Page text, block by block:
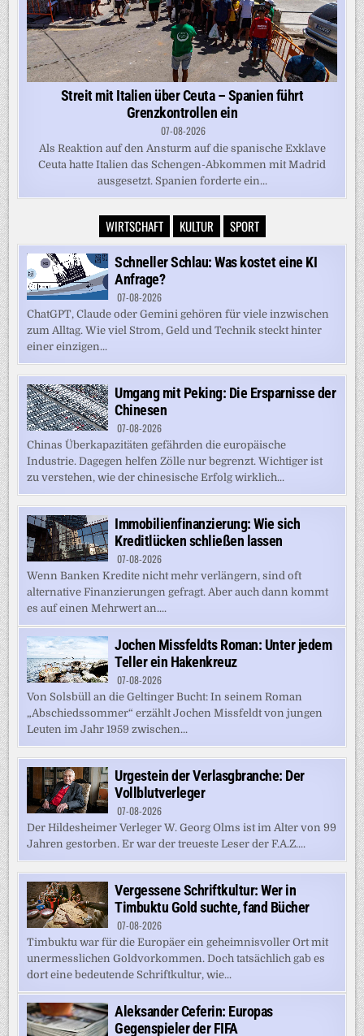
Streit mit Italien über Ceuta – Spanien führt
Grenzkontrollen ein
07-08-2026
Als Reaktion auf den Ansturm auf die spanische Exklave
Ceuta hatte Italien das Schengen-Abkommen mit Madrid
ausgesetzt. Spanien forderte ein...
WIRTSCHAFT KULTUR SPORT
Schneller Schlau: Was kostet eine KI
Anfrage?
07-08-2026
ChatGPT, Claude oder Gemini gehören für viele inzwischen
zum Alltag. Wie viel Strom, Geld und Technik steckt hinter
einer einzigen...
Umgang mit Peking: Die Ersparnisse der
Chinesen
07-08-2026
Chinas Überkapazitäten gefährden die europäische
Industrie. Dagegen helfen Zölle nur begrenzt. Wichtiger ist
zu verstehen, wie der chinesische Erfolg wirklich...
Immobilienfinanzierung: Wie sich
Kreditlücken schließen lassen
07-08-2026
Wenn Banken Kredite nicht mehr verlängern, sind oft
alternative Finanzierungen gefragt. Aber auch dann kommt
es auf einen Mehrwert an....
Jochen Missfeldts Roman: Unter jedem
Teller ein Hakenkreuz
07-08-2026
Von Solsbüll an die Geltinger Bucht: In seinem Roman
„Abschiedssommer“ erzählt Jochen Missfeldt von jungen
Leuten im Jahr 1959 zwischen...
Urgestein der Verlasgbranche: Der
Vollblutverleger
07-08-2026
Der Hildesheimer Verleger W. Georg Olms ist im Alter von 99
Jahren gestorben. Er war der treueste Leser der F.A.Z....
Vergessene Schriftkultur: Wer in
Timbuktu Gold suchte, fand Bücher
07-08-2026
Timbuktu war für die Europäer ein geheimnisvoller Ort mit
unermesslichen Goldvorkommen. Doch tatsächlich gab es
dort eine bedeutende Schriftkultur, wie...
Aleksander Ceferin: Europas
Gegenspieler der FIFA